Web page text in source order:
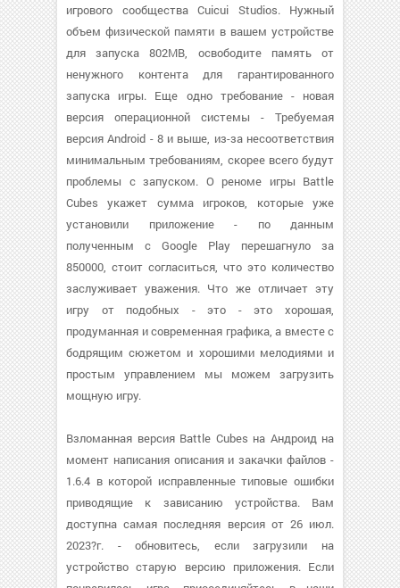
игрового сообщества Cuicui Studios. Нужный
объем физической памяти в вашем устройстве
для запуска 802MB, освободите память от
ненужного контента для гарантированного
запуска игры. Еще одно требование - новая
версия операционной системы - Требуемая
версия Android - 8 и выше, из-за несоответствия
минимальным требованиям, скорее всего будут
проблемы с запуском. О реноме игры Battle
Cubes укажет сумма игроков, которые уже
установили приложение - по данным
полученным с Google Play перешагнуло за
850000, стоит согласиться, что это количество
заслуживает уважения. Что же отличает эту
игру от подобных - это - это хорошая,
продуманная и современная графика, а вместе с
бодрящим сюжетом и хорошими мелодиями и
простым управлением мы можем загрузить
мощную игру.
Взломанная версия Battle Cubes на Андроид на
момент написания описания и закачки файлов -
1.6.4 в которой исправленные типовые ошибки
приводящие к зависанию устройства. Вам
доступна самая последняя версия от 26 июл.
2023?г. - обновитесь, если загрузили на
устройство старую версию приложения. Если